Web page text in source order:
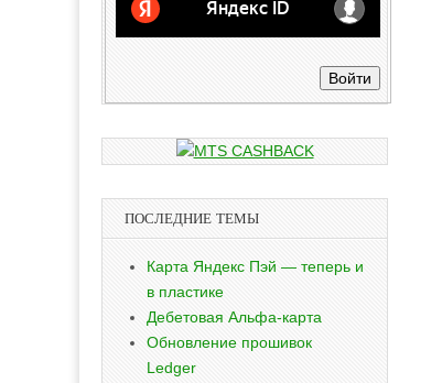
Войти
ПОСЛЕДНИЕ ТЕМЫ
Карта Яндекс Пэй — теперь и
в пластике
Дебетовая Альфа-карта
Обновление прошивок
Ledger